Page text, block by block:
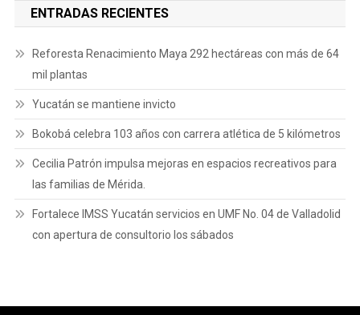
ENTRADAS RECIENTES
Reforesta Renacimiento Maya 292 hectáreas con más de 64
mil plantas
Yucatán se mantiene invicto
Bokobá celebra 103 años con carrera atlética de 5 kilómetros
Cecilia Patrón impulsa mejoras en espacios recreativos para
las familias de Mérida.
Fortalece IMSS Yucatán servicios en UMF No. 04 de Valladolid
con apertura de consultorio los sábados